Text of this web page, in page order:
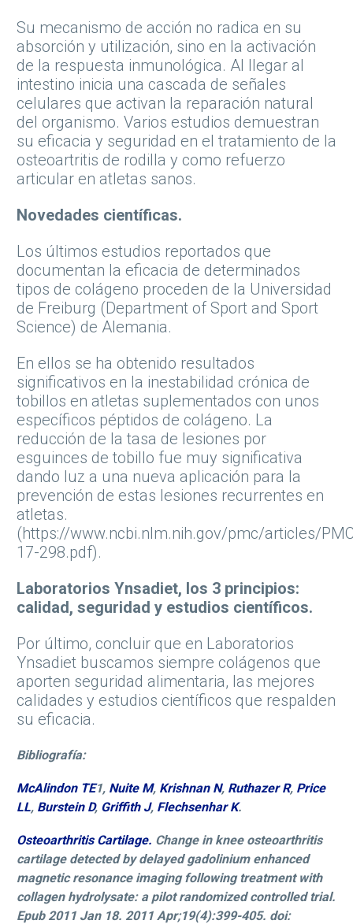
Su mecanismo de acción no radica en su
absorción y utilización, sino en la activación
de la respuesta inmunológica. Al llegar al
intestino inicia una cascada de señales
celulares que activan la reparación natural
del organismo. Varios estudios demuestran
su eficacia y seguridad en el tratamiento de la
osteoartritis de rodilla y como refuerzo
articular en atletas sanos.
Novedades científicas.
Los últimos estudios reportados que
documentan la eficacia de determinados
tipos de colágeno proceden de la Universidad
de Freiburg (Department of Sport and Sport
Science) de Alemania.
En ellos se ha obtenido resultados
significativos en la inestabilidad crónica de
tobillos en atletas suplementados con unos
específicos péptidos de colágeno. La
reducción de la tasa de lesiones por
esguinces de tobillo fue muy significativa
dando luz a una nueva aplicación para la
prevención de estas lesiones recurrentes en
atletas.
(https://www.ncbi.nlm.nih.gov/pmc/articles/
17-298.pdf).
Laboratorios Ynsadiet, los 3 principios:
calidad, seguridad y estudios científicos.
Por último, concluir que en Laboratorios
Ynsadiet buscamos siempre colágenos que
aporten seguridad alimentaria, las mejores
calidades y estudios científicos que respalden
su eficacia.
Bibliografía:
McAlindon TE1, Nuite M, Krishnan N, Ruthazer R, Price
LL, Burstein D, Griffith J, Flechsenhar K.
Osteoarthritis Cartilage. Change in knee osteoarthritis
cartilage detected by delayed gadolinium enhanced
magnetic resonance imaging following treatment with
collagen hydrolysate: a pilot randomized controlled trial.
Epub 2011 Jan 18. 2011 Apr;19(4):399-405. doi: